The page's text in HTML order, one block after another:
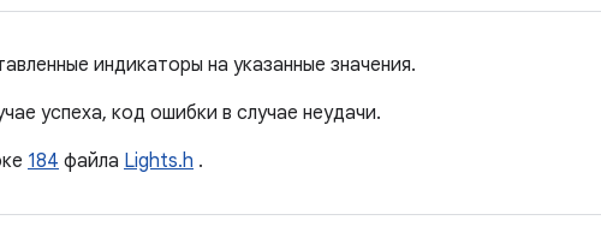
индикаторы на указанные значения.
успеха, код ошибки в случае неудачи.
184 файла Lights.h .